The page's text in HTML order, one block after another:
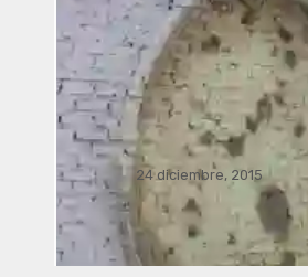
24 diciembre, 2015